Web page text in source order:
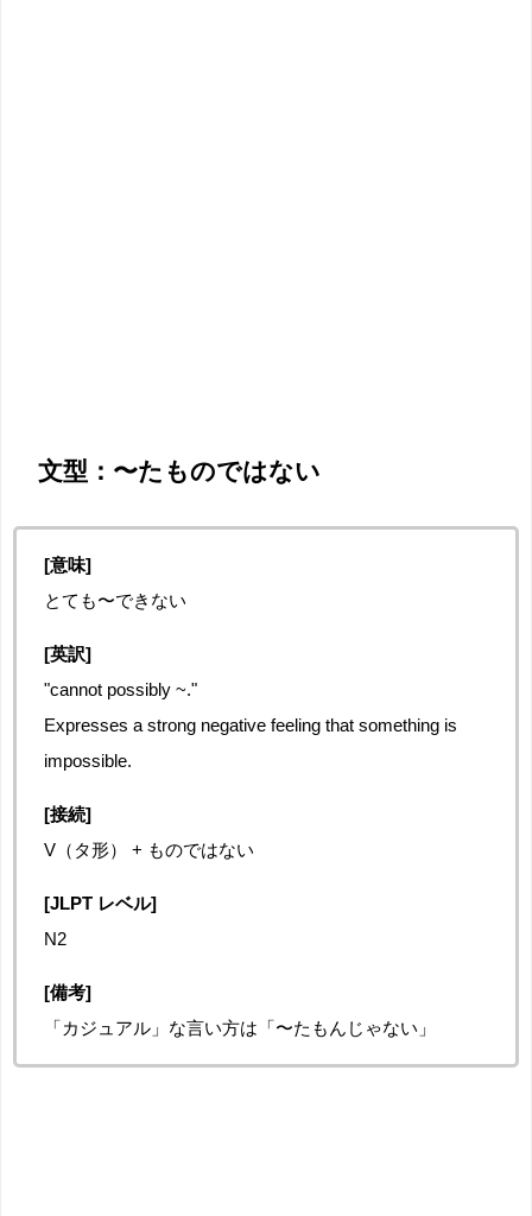
文型：〜たものではない
[意味]
とても〜できない
[英訳]
"cannot possibly ~."
Expresses a strong negative feeling that something is
impossible.
[接続]
V（タ形） + ものではない
[JLPT レベル]
N2
[備考]
「カジュアル」な言い方は「〜たもんじゃない」